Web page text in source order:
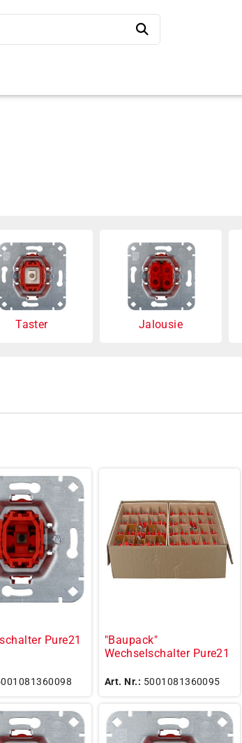
Taster Jalousie
Pure21
"Baupack"
Wechselschalter Pure21
Art. Nr.: 5001081360095